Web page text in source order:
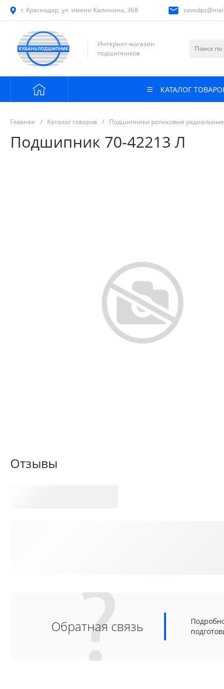
г. Краснодар, ул. имени Калинина, 368
Интернет-магазин
подшипников
КАТАЛОГ
Главная / Каталог товаров / Подшипники роликовые
Подшипник 70-42213 Л
Отзывы
Обратная связь